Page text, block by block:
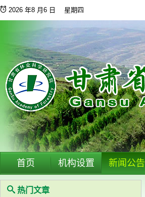
2026 年8 月6 日 星期四
首页 机构设置 新闻公告
热门文章